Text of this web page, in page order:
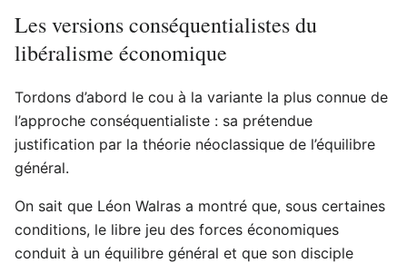
Les versions conséquentialistes du
libéralisme économique
Tordons d’abord le cou à la variante la plus connue de
l’approche conséquentialiste : sa prétendue
justification par la théorie néoclassique de l’équilibre
général.
On sait que Léon Walras a montré que, sous certaines
conditions, le libre jeu des forces économiques
conduit à un équilibre général et que son disciple